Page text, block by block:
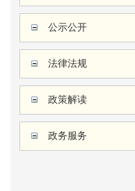
公示公开
法律法规
政策解读
政务服务